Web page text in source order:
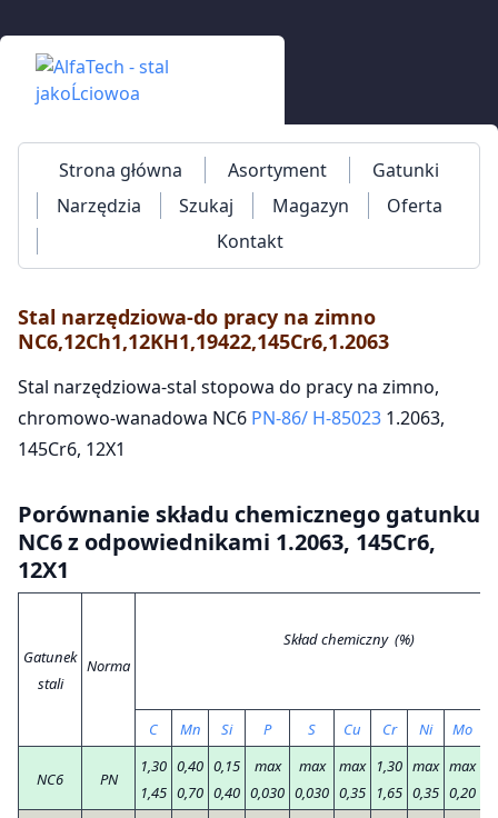
Strona główna Asortyment
Gatunki
Narzędzia
Szukaj Magazyn
Oferta
Kontakt
Stal narzędziowa-do pracy na zimno
NC6,12Ch1,12KH1,19422,145Cr6,1.2063
Stal narzędziowa-stal stopowa do pracy na zimno,
chromowo-wanadowa NC6 PN-86/ H-85023 1.2063,
145Cr6, 12X1
Porównanie składu chemicznego gatunku
NC6 z odpowiednikami 1.2063, 145Cr6,
12X1
Gatunek
stali
Norma
Skład chemiczny (%)
C Mn Si P S Cu Cr Ni Mo
NC6 PN
1,30
1,45
0,40
0,70
0,15
0,40
max
0,030
max
0,030
max
0,35
1,30
1,65
max
0,35
max
0,20